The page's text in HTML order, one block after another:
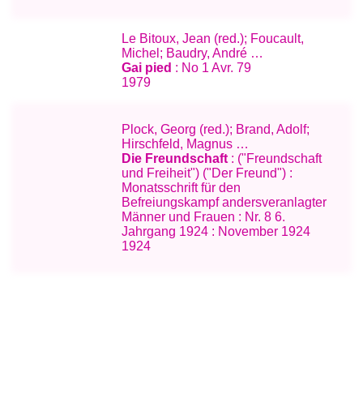
Le Bitoux, Jean (red.); Foucault,
Michel; Baudry, André …
Gai pied : No 1 Avr. 79
1979
Plock, Georg (red.); Brand, Adolf;
Hirschfeld, Magnus …
Die Freundschaft: ("Freundschaft
und Freiheit") ("Der Freund") :
Monatsschrift für den
Befreiungskampf andersveranlagter
Männer und Frauen : Nr. 8 6.
Jahrgang 1924 : November 1924
1924